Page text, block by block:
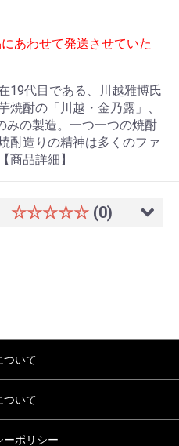
あわせて発送させていた
19代目である、川越雅博氏
焼酎の「川越・金乃露」、
みの製造。一つ一つの焼酎
酎造りの精神は多くのファ
商品詳細】
☆☆☆☆☆ (0)
ついて
ついて
ーポリシー